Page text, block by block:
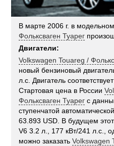
В марте 2006 г. в
Фольксваген Туарег
Двигатели:
Volkswagen Touareg /
новый бензиновый
л.с. Двигатель
Стартовая цена в России
Фольксваген Туарег c
ступенчатой
63.893 USD. В будущем
V6 3.2 л., 177 кВт/241 л.с.,
можно заказатьVolkswagen